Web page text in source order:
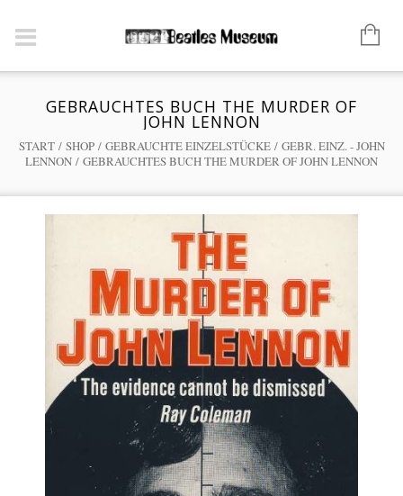
GEBRAUCHTES BUCH THE MURDER OF
JOHN LENNON
START/ SHOP/ GEBRAUCHTE EINZELSTÜCKE/ GEBR. EINZ. - JOHN
LENNON / GEBRAUCHTES BUCH THE MURDER OF JOHN LENNON